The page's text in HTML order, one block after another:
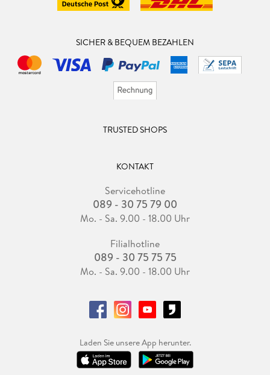
SICHER & BEQUEM BEZAHLEN
TRUSTED SHOPS
KONTAKT
Servicehotline
089 - 30 75 79 00
Mo. - Sa. 9.00 - 18.00 Uhr
Filialhotline
089 - 30 75 75 75
Mo. - Sa. 9.00 - 18.00 Uhr
Laden Sie unsere App herunter.